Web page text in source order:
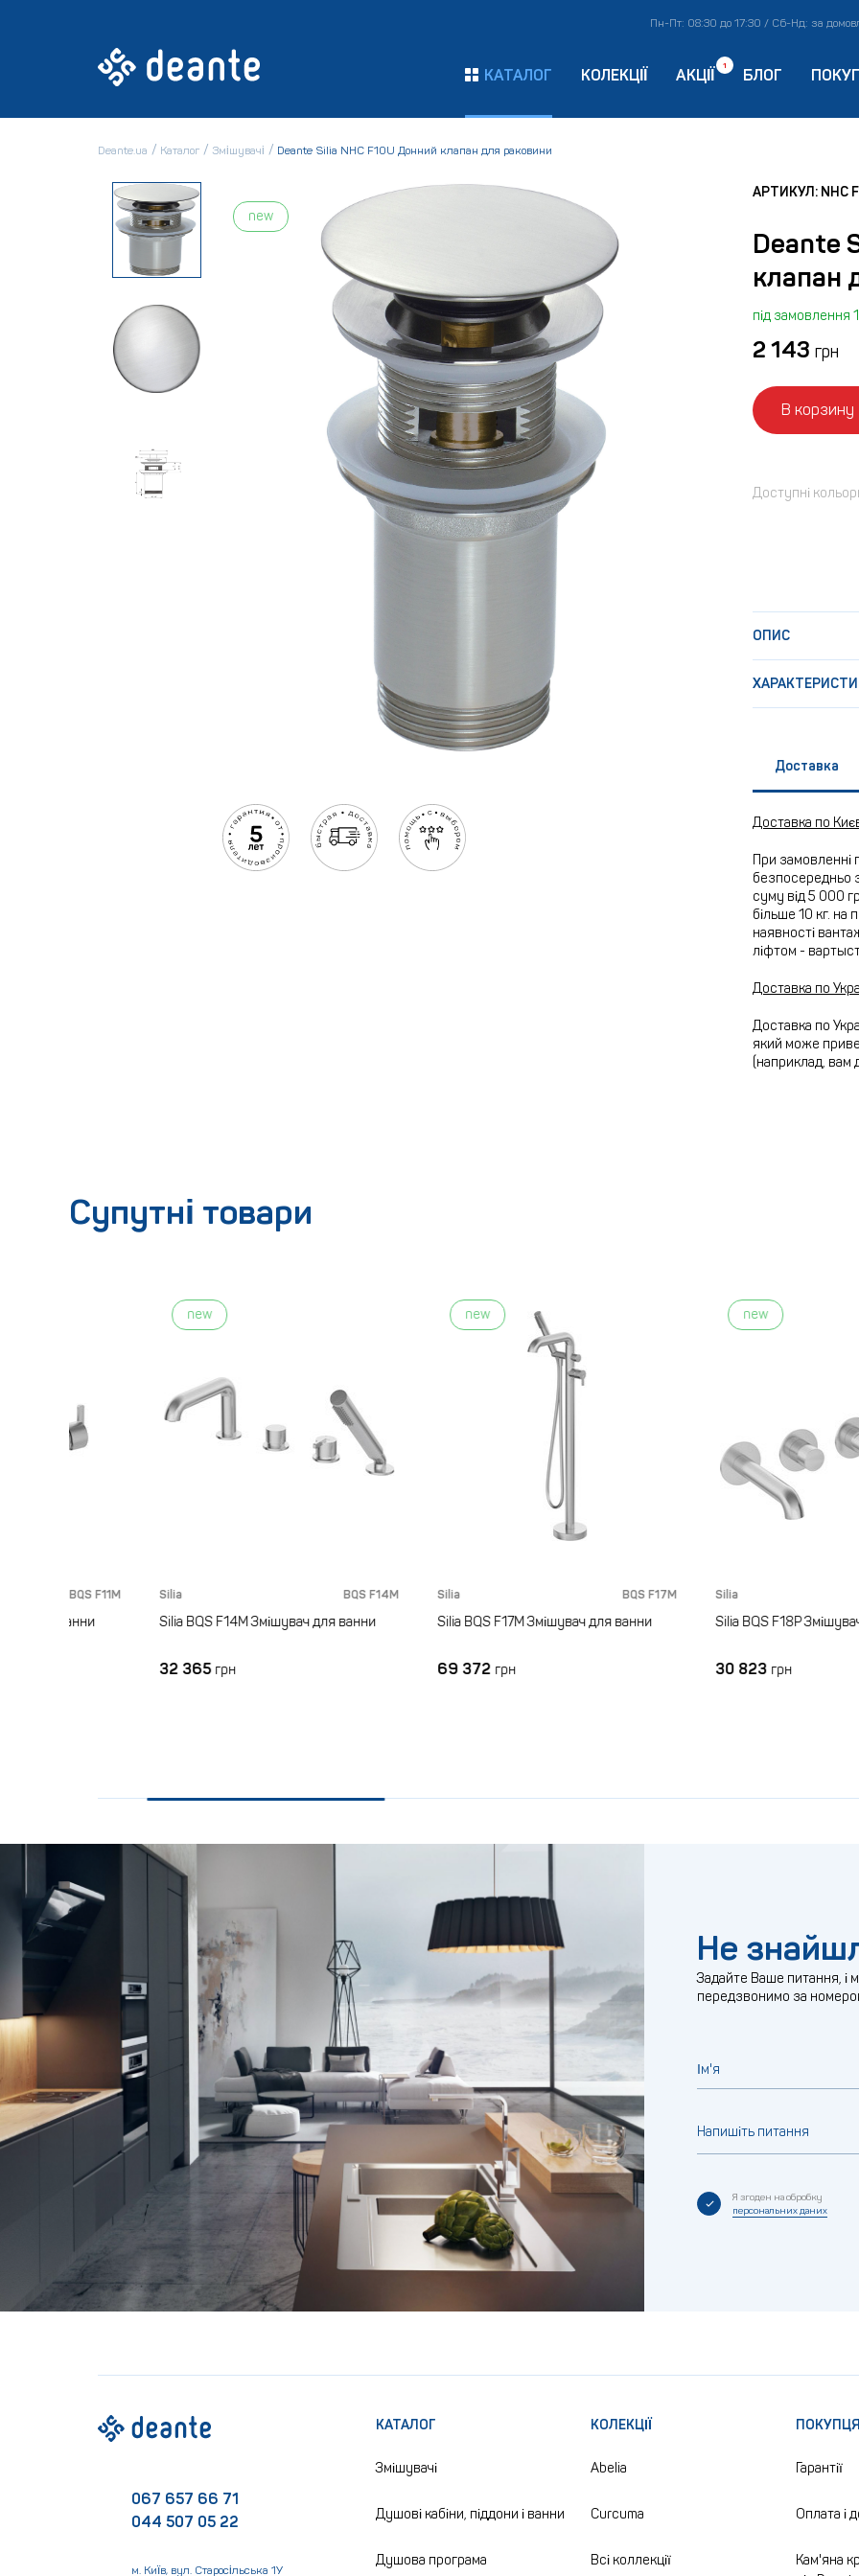
Пн-Пт: 08:30 до 17:30 / Сб-Нд: за
КАТАЛОГ КОЛЕКЦІЇ АКЦІЇ
1
БЛОГ
Deante.ua Каталог Змішувачі Deante Silia NHC F10U Донний клапан для раковини
new
АРТИКУЛ: NHC
Deante
клапан
під замовлення
2 143 грн
В корзину
Доступні
ОПИС
Доставка
Доставка по
При замовленні
безпосередньо
суму від 5 000
більше 10 кг. на
наявності
ліфтом -
Доставка по
Доставка по
який може
(наприклад, вам
Супутні товари
Silia BQS F14M
Silia BQS F14M Змішувач для ванни
32 365грн
Silia BQS F17M
Silia BQS F17M Змішувач для ванни
69 372грн
Silia
Silia BQS F18P Змішувач для
30 823грн
Не
Задайте Ваше питання, і
передзвонимо за
Ім'я
Напишіть питання
Я згоден на обробку
персональних даних
КАТАЛОГ
Змішувачі
Душові кабіни, піддони і ванни
Душова програма
КОЛЕКЦІЇ
Abelia
Curcuma
Всі коллекції
Гарантії
Оплата і
Кам'яна
067 657 66 71
044 507 05 22
м. Київ, вул. Старосільська 1У